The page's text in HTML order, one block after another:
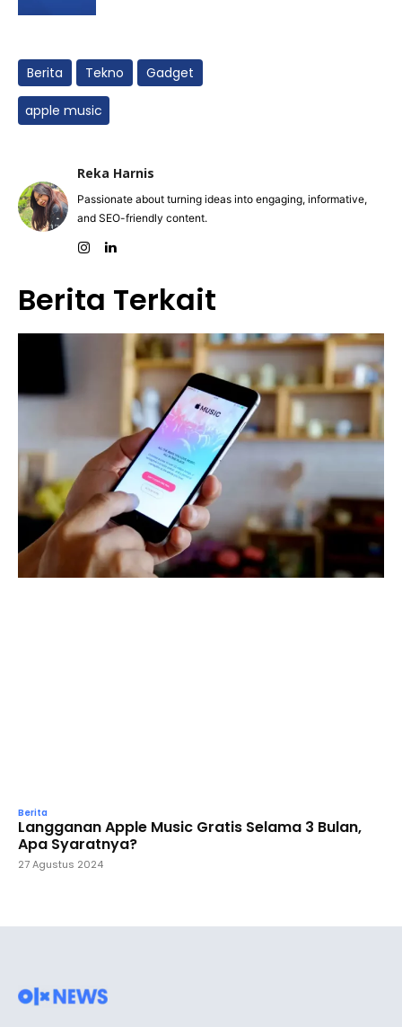
Berita Tekno Gadget
apple music
Reka Harnis
Passionate about turning ideas into engaging, informative,
and SEO-friendly content.
Berita Terkait
Berita
Langganan Apple Music Gratis Selama 3 Bulan,
Apa Syaratnya?
27 Agustus 2024